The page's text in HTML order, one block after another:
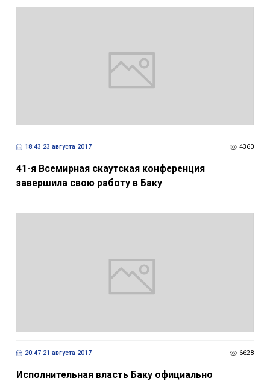
18:43 23 августа 2017 4360
41-я Всемирная скаутская конференция
завершила свою работу в Баку
20:47 21 августа 2017 6628
Исполнительная власть Баку официально